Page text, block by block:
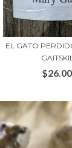
EL GATO